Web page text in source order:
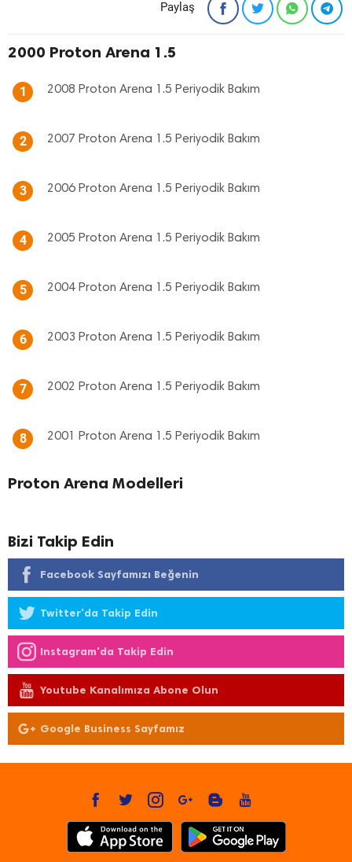
Paylaş
2000 Proton Arena 1.5
1 2008 Proton Arena 1.5 Periyodik Bakım
2 2007 Proton Arena 1.5 Periyodik Bakım
3 2006 Proton Arena 1.5 Periyodik Bakım
4 2005 Proton Arena 1.5 Periyodik Bakım
5 2004 Proton Arena 1.5 Periyodik Bakım
6 2003 Proton Arena 1.5 Periyodik Bakım
7 2002 Proton Arena 1.5 Periyodik Bakım
8 2001 Proton Arena 1.5 Periyodik Bakım
Proton Arena Modelleri
Bizi Takip Edin
Facebook Sayfamızı Beğenin
Twitter'da Takip Edin
Instagram'da Takip Edin
Youtube Kanalımıza Abone Olun
Google Business Sayfamız